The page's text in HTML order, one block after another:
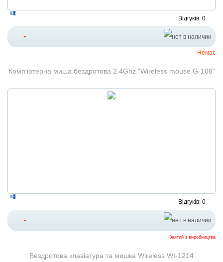
Відгуків: 0
-
Немає
Комп'ютерна миша бездротова 2.4Ghz "Wireless mouse G-108"
Відгуків: 0
-
Знятий з виробництва
Бездротова клавіатура та мишка Wireless WI-1214